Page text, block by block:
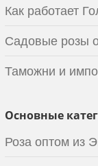
Как работает
Садовые розы
Таможни и
Основные
Роза оптом из